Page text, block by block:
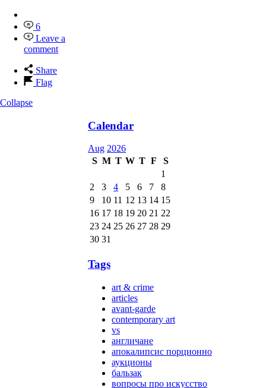
6
Leave a
comment
Share
Flag
Collapse
Calendar
Aug 2026
S M T W T F
S
1
2
3 4 5 6 7
8
9
10 11 12 13 14 15
16 17 18 19 20 21 22
23 24 25 26 27 28 29
30 31
Tags
art & crime
articles
avant-garde
contemporary art
vs
англичане
апокалипсис порционно
аукционы
бальзак
вопросы про искусство